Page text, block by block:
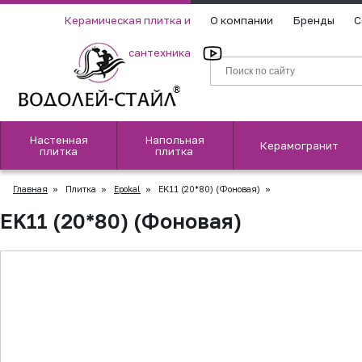
Керамическая плитка и
сантехника
О компании Бренды
Настенная
плитка
Напольная
плитка
Керамогранит
Главная » Плитка » Epokal » EK11 (20*80) (Фоновая) »
EK11 (20*80) (Фоновая)